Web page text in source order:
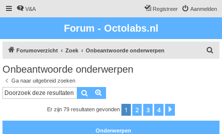
V&A Aanmelden
Registreer
Forum - Octolabs.nl
Forumoverzicht Zoek Onbeantwoorde onderwerpen
Onbeantwoorde onderwerpen
Ga naar uitgebreid zoeken
Zoek
Er zijn 79 resultaten gevonden 1 2 3 4
Onderwerpen